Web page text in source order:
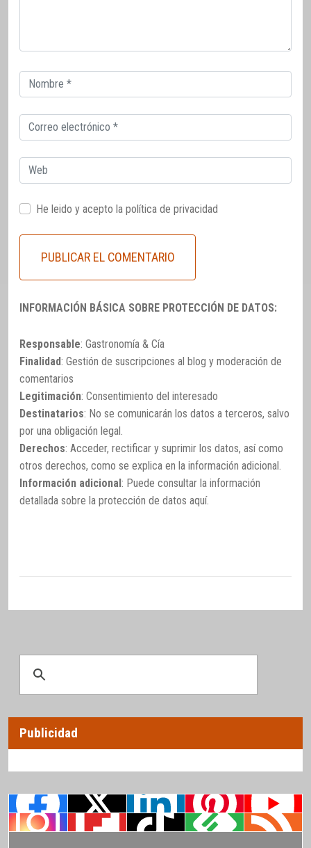
Correo
electrónico
Correo
electrónico
Web
He leido y acepto la política de privacidad
INFORMACIÓN BÁSICA SOBRE PROTECCIÓN DE DATOS:
Responsable: Gastronomía & Cía
Finalidad: Gestión de suscripciones al blog y moderación de
comentarios
Legitimación: Consentimiento del interesado
Destinatarios: No se comunicarán los datos a terceros, salvo
por una obligación legal.
Derechos: Acceder, rectificar y suprimir los datos, así como
otros derechos, como se explica en la información adicional.
Información adicional : Puede consultar la información
detallada sobre la protección de datos aquí.
Publicidad